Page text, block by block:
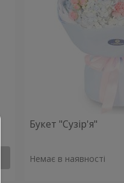
Букет "Сузір'я"
Немає в наявності